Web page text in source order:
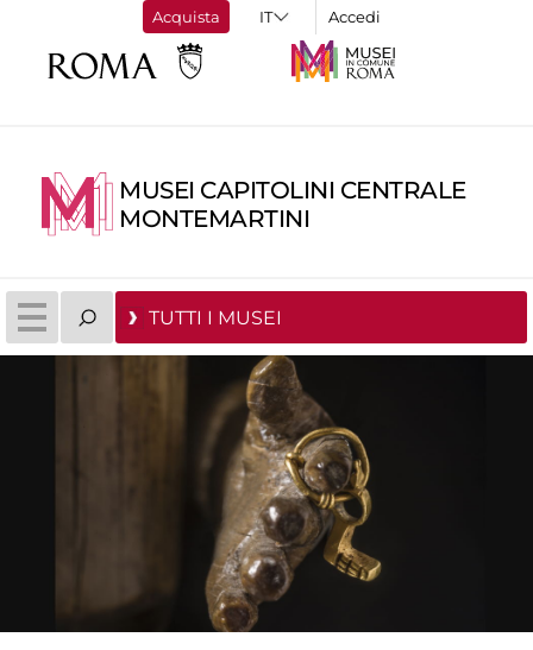
Acquista Accedi
MUSEI CAPITOLINI CENTRALE
MONTEMARTINI
TUTTI I MUSEI